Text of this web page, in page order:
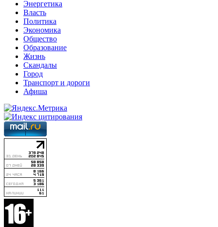
Энергетика
Власть
Политика
Экономика
Общество
Образование
Жизнь
Скандалы
Город
Транспорт и дороги
Афиша